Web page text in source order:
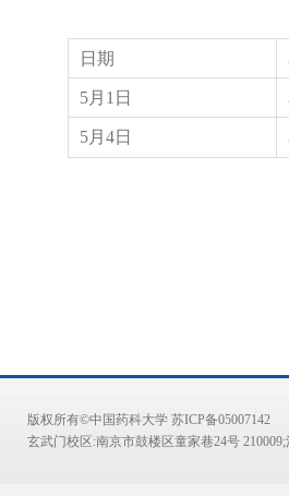
日期
5月1日
5月4日
版权所有©中国药科大学 苏ICP备05007142
玄武门校区:南京市鼓楼区童家巷24号